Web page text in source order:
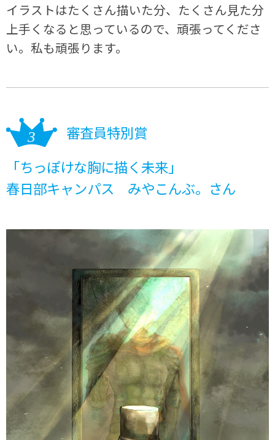
イラストはたくさん描いた分、たくさん見た分
上手くなると思っているので、頑張ってくださ
い。私も頑張ります。
審査員特別賞
「ちっぽけな胸に描く未来」
春日部キャンパス みやこんぶ。さん